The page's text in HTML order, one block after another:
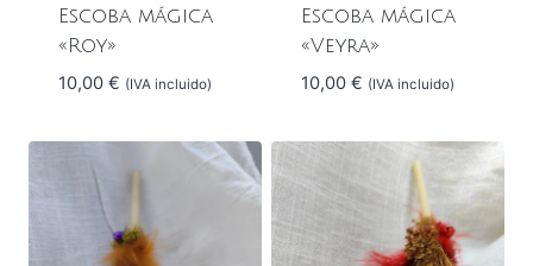
Escoba mágica
«Roy»
10,00 € (IVA incluido)
Escoba mágica
«Veyra»
10,00 € (IVA incluido)